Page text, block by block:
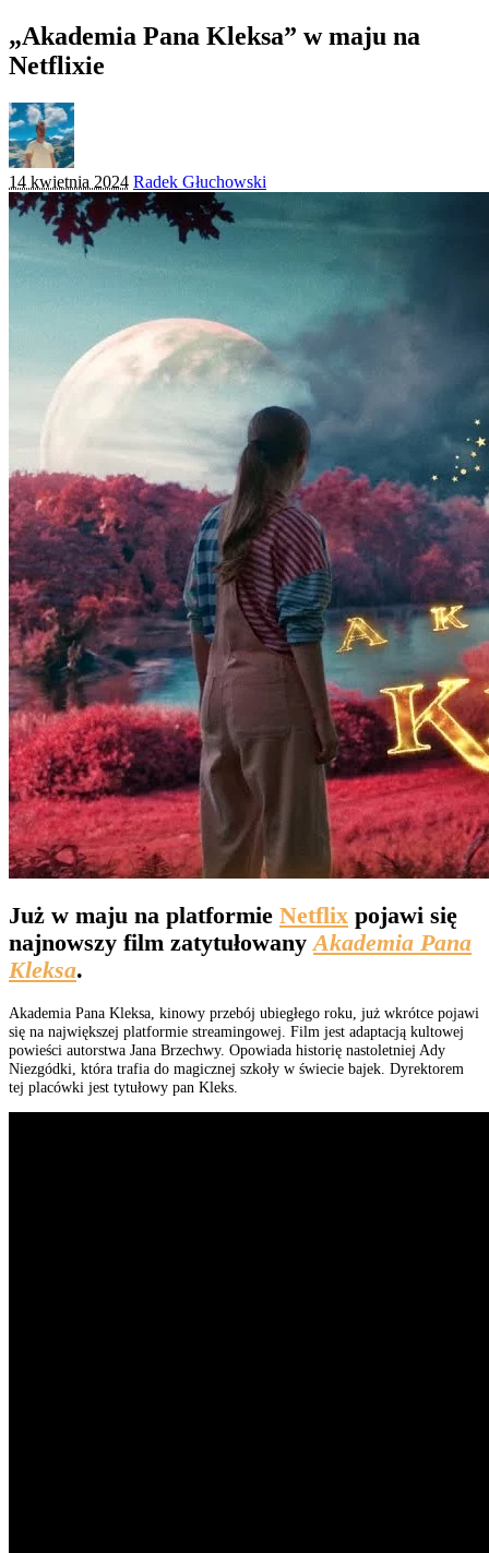
„Akademia Pana Kleksa” w maju na
Netflixie
14 kwietnia 2024 Posted
by
Radek Głuchowski
Już w maju na platformie Netflix pojawi się
najnowszy film zatytułowany Akademia Pana
Kleksa.
Akademia Pana Kleksa, kinowy przebój ubiegłego roku, już wkrótce pojawi
się na największej platformie streamingowej. Film jest adaptacją kultowej
powieści autorstwa Jana Brzechwy. Opowiada historię nastoletniej Ady
Niezgódki, która trafia do magicznej szkoły w świecie bajek. Dyrektorem
tej placówki jest tytułowy pan Kleks.